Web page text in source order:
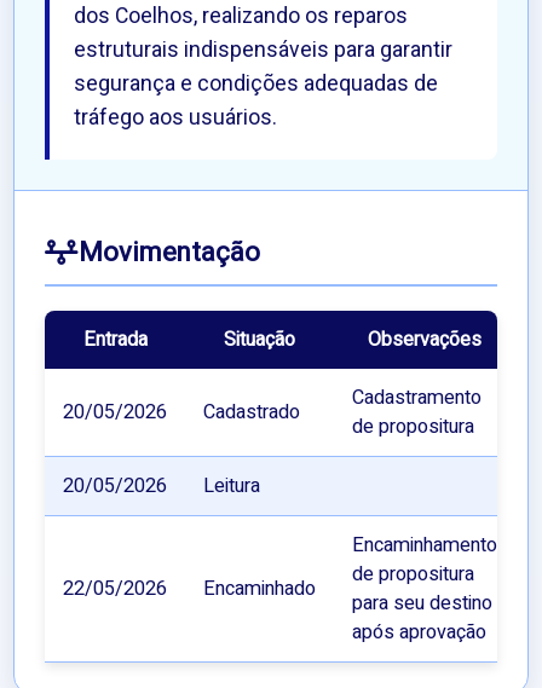
dos Coelhos, realizando os reparos
estruturais indispensáveis para garantir
segurança e condições adequadas de
tráfego aos usuários.
Movimentação
Entrada Situação Observações
20/05/2026 Cadastrado
Cadastramento
de propositura
20/05/2026 Leitura
22/05/2026 Encaminhado
Encaminhamento
de propositura
para seu destino
após aprovação